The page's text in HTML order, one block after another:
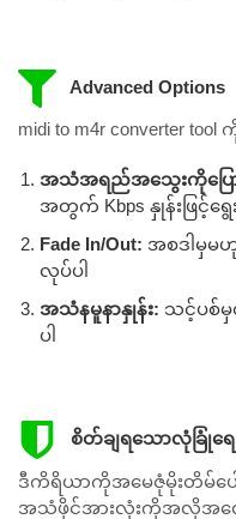
Advanced Options
midi to m4r converter
အသံအရည်အသွေးကိုပြော
အတွက် Kbps နှုန်းဖြင့်ရွေး
Fade In/Out: အစဒါမှမ
လုပ်ပါ
အသံနမူနာနှုန်း: သင့်ပစ်မှ
ပါ
စိတ်ချရသောလုံခြုံရေ
ဒီကိရိယာကိုအမေဇုံမိုးတိမ်ပေါ်
အသံဖိုင်အားလုံးကိုအလိုအလ